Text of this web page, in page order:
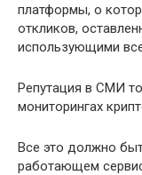
платформы, о
откликов,
использующими
Репутация в СМИ
мониторингах
Все это должно
работающем